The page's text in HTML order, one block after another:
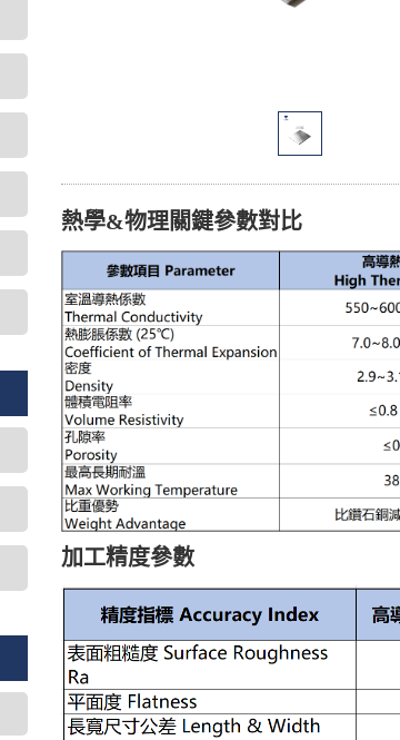
熱學&物理關鍵參數對比
加工精度參數